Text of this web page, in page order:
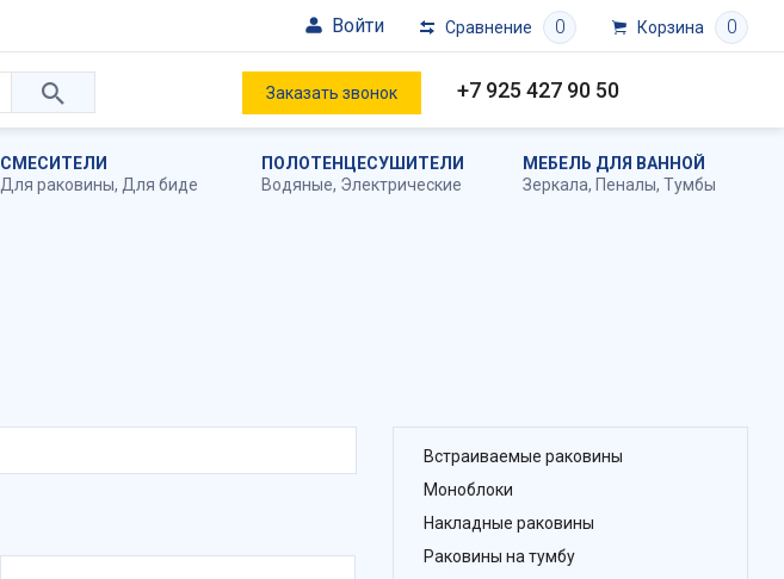
Войти Сравнение 0 Корзина 0
Заказать звонок +7 925 427 90 50
СМЕСИТЕЛИ
Для раковины, Для биде
ПОЛОТЕНЦЕСУШИТЕЛИ
Водяные, Электрические
МЕБЕЛЬ ДЛЯ ВАННОЙ
Зеркала, Пеналы, Тумбы
Встраиваемые раковины
Моноблоки
Накладные раковины
Раковины на тумбу